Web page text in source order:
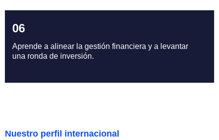
06
Aprende a alinear la gestión financiera y a levantar
una ronda de inversión.
Nuestro perfil internacional